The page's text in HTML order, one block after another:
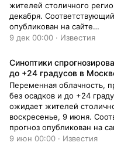
жителей столичного
декабря.
опубликован на сайте
14…–12 градусов.В
прогнозируют –17…–12
восточный и юго-
скоростью 6–11 м/c.
9 дек 00:00 · Известия
Синоптики
до +24 градусов в
Переменная облачность,
без осадков и до +24
ожидает жителей
воскресенье, 9 июня.
прогноз опубликован на
9 июн 00:00 · Известия